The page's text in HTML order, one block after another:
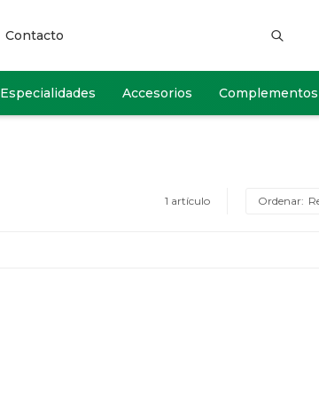
Especialidades Accesorios Complementos
Contacto
1 artículo